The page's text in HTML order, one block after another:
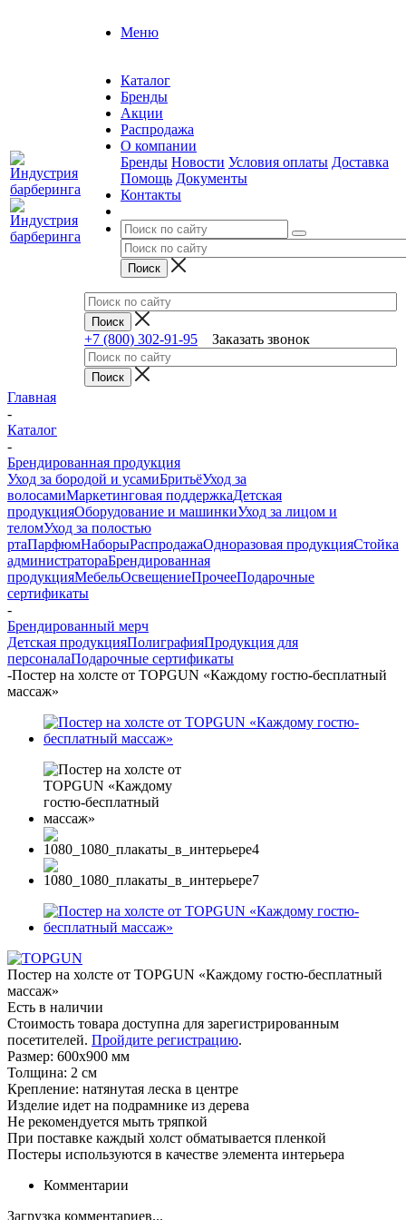
Меню
Каталог
Бренды
Акции
Распродажа
О компании
Бренды Новости Условия оплаты Доставка
Помощь Документы
Контакты
+7 (800) 302-91-95 Заказать звонок
Главная
-
Каталог
-
Брендированная продукция
Уход за бородой и усамиБритьёУход за
волосамиМаркетинговая поддержкаДетская
продукцияОборудование и машинкиУход за лицом и
теломУход за полостью
ртаПарфюмНаборыРаспродажаОдноразовая продукцияСтойка
администратораБрендированная
продукцияМебельОсвещениеПрочееПодарочные
сертификаты
-
Брендированный мерч
Детская продукцияПолиграфияПродукция для
персоналаПодарочные сертификаты
-Постер на холсте от TOPGUN «Каждому гостю-бесплатный
массаж»
Постер на холсте от TOPGUN «Каждому гостю-бесплатный
массаж»
Есть в наличии
Стоимость товара доступна для зарегистрированным
посетителей. Пройдите регистрацию.
Размер: 600х900 мм
Толщина: 2 см
Крепление: натянутая леска в центре
Изделие идет на подрамнике из дерева
Не рекомендуется мыть тряпкой
При поставке каждый холст обматывается пленкой
Постеры используются в качестве элемента интерьера
Комментарии
Загрузка комментариев...